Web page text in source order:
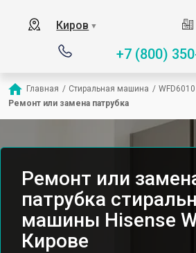
Киров ▼
+7 (800)
Главная / Стиральная машина / WFD6010
Ремонт или замена патрубка
Ремонт или
патрубка
машины Hisense
Кирове